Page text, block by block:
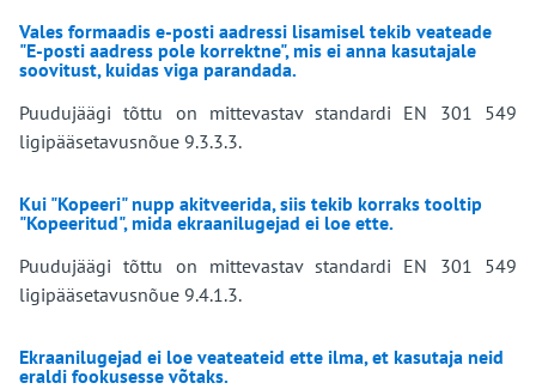
Vales formaadis e-posti aadressi lisamisel tekib veateade
"E-posti aadress pole korrektne", mis ei anna kasutajale
soovitust, kuidas viga parandada.
Puudujäägi tõttu on mittevastav standardi EN 301 549
ligipääsetavusnõue 9.3.3.3.
Kui "Kopeeri" nupp akitveerida, siis tekib korraks tooltip
"Kopeeritud", mida ekraanilugejad ei loe ette.
Puudujäägi tõttu on mittevastav standardi EN 301 549
ligipääsetavusnõue 9.4.1.3.
Ekraanilugejad ei loe veateateid ette ilma, et kasutaja neid
eraldi fookusesse võtaks.